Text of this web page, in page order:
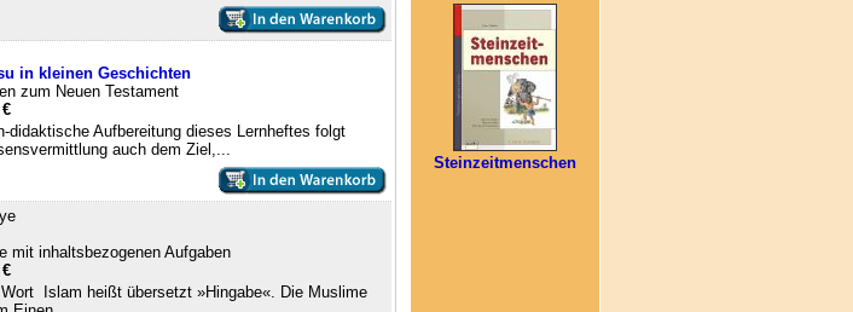
in kleinen Geschichten
zum Neuen Testament
didaktische Aufbereitung dieses Lernheftes folgt
auch dem Ziel,...
mit inhaltsbezogenen Aufgaben
Islam heißt übersetzt »Hingabe«. Die Muslime
Steinzeitmenschen